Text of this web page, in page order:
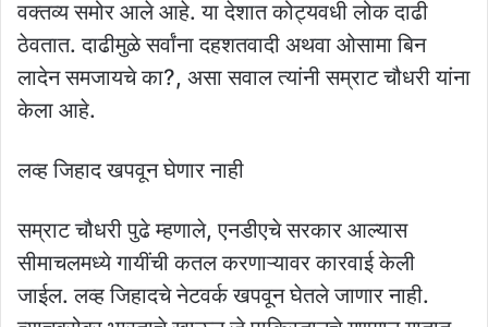
वक्तव्य समोर आले आहे. या देशात कोट्यवधी लोक दाढी
ठेवतात. दाढीमुळे सर्वांना दहशतवादी अथवा ओसामा बिन
लादेन समजायचे का?, असा सवाल त्यांनी सम्राट चौधरी यांना
केला आहे.
लव्ह जिहाद खपवून घेणार नाही
सम्राट चौधरी पुढे म्हणाले, एनडीएचे सरकार आल्यास
सीमाचलमध्ये गायींची कतल करणाऱ्यावर कारवाई केली
जाईल. लव्ह जिहादचे नेटवर्क खपवून घेतले जाणार नाही.